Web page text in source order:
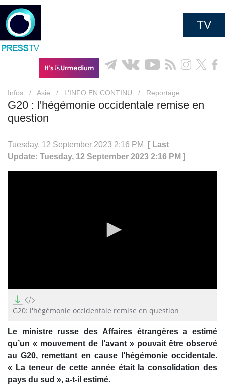
TV
Infos / Asie / L’INFO EN CONTINU / Reportage
G20 : l'hégémonie occidentale remise en
question
Tuesday, 12 September 2023 2:16 PM
[ Last
Update: Tuesday, 12 September 2023 2:16 PM ]
seconds
ofG20: l'hégémonie occidentale remise en question
Le ministre russe des Affaires étrangères a estimé
qu’un « mouvement de l’avant » pouvait être observé
au G20, remettant en cause l’hégémonie occidentale.
« La teneur de cette année était la consolidation des
pays du sud », a-t-il estimé.